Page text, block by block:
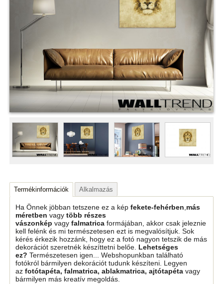
Termékinformációk Alkalmazás
Ha Önnek jöbban tetszene ez a képfekete-fehérben,más
méretbenvagytöbb részes
vászonkép vagy falmatrica formájában, akkor csak jeleznie
kell felénk és mi természetesen ezt is megvalósítjuk. Sok
kérés érkezik hozzánk, hogy ez a fotó nagyon tetszik de más
dekorációt szeretnék készíttetni belőe. Lehetséges
ez? Természetesen igen... Webshopunkban található
fotókról bármilyen dekorációt tudunk készíteni. Legyen
azfotótapéta, falmatrica, ablakmatrica, ajtótapéta vagy
bármilyen más kreatív megoldás.